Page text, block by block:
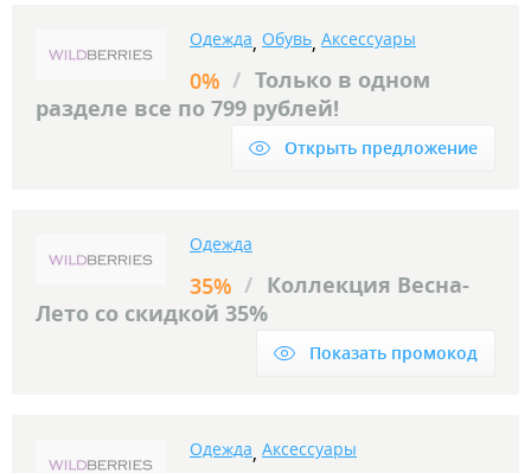
Одежда, Обувь, Аксессуары
0% / Только в одном
разделе все по 799 рублей!
Открыть предложение
Одежда
35% / Коллекция Весна-
Лето со скидкой 35%
Показать промокод
Одежда, Аксессуары